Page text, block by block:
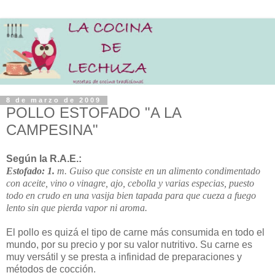
8 de marzo de 2009
POLLO ESTOFADO "A LA
CAMPESINA"
Según la R.A.E.:
Estofado: 1. m. Guiso que consiste en un alimento condimentado
con aceite, vino o vinagre, ajo, cebolla y varias especias, puesto
todo en crudo en una vasija bien tapada para que cueza a fuego
lento sin que pierda vapor ni aroma.
El pollo es quizá el tipo de carne más consumida en todo el
mundo, por su precio y por su valor nutritivo. Su carne es
muy versátil y se presta a infinidad de preparaciones y
métodos de cocción.